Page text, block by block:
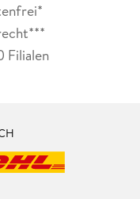
Filialen